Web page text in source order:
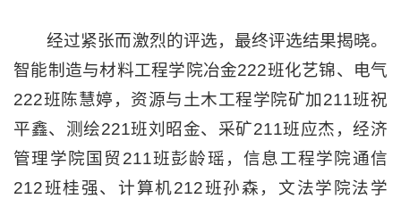
经过紧张而激烈的评选，最终评选结果揭晓。
智能制造与材料工程学院冶金222班化艺锦、电气
222班陈慧婷，资源与土木工程学院矿加211班祝
平鑫、测绘221班刘昭金、采矿211班应杰，经济
管理学院国贸211班彭龄瑶，信息工程学院通信
212班桂强、计算机212班孙森，文法学院法学